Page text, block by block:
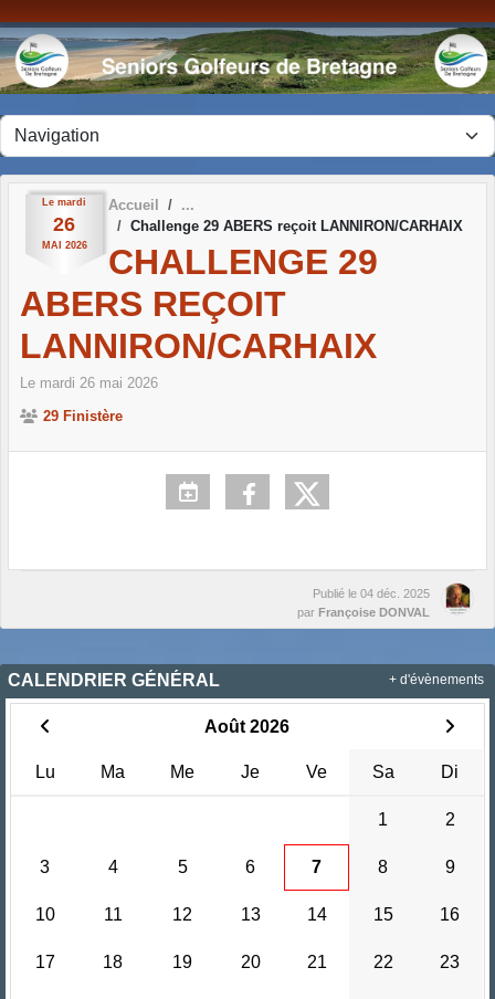
Le mardi
26
MAI 2026
Accueil
Challenge 29 ABERS reçoit LANNIRON/CARHAIX
CHALLENGE 29
ABERS REÇOIT
LANNIRON/CARHAIX
Le mardi 26 mai 2026
29 Finistère
Publié le 04 déc. 2025
par Françoise DONVAL
CALENDRIER GÉNÉRAL
Août 2026
Lu Ma Me Je Ve Sa Di
1 2
3 4 5 6 7 8 9
10 11 12 13 14 15 16
17 18 19 20 21 22 23
+ d'évènements